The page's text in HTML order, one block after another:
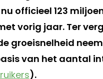
officieel 123
vorig jaar. Ter
groeisnelheid
van het aantal
).